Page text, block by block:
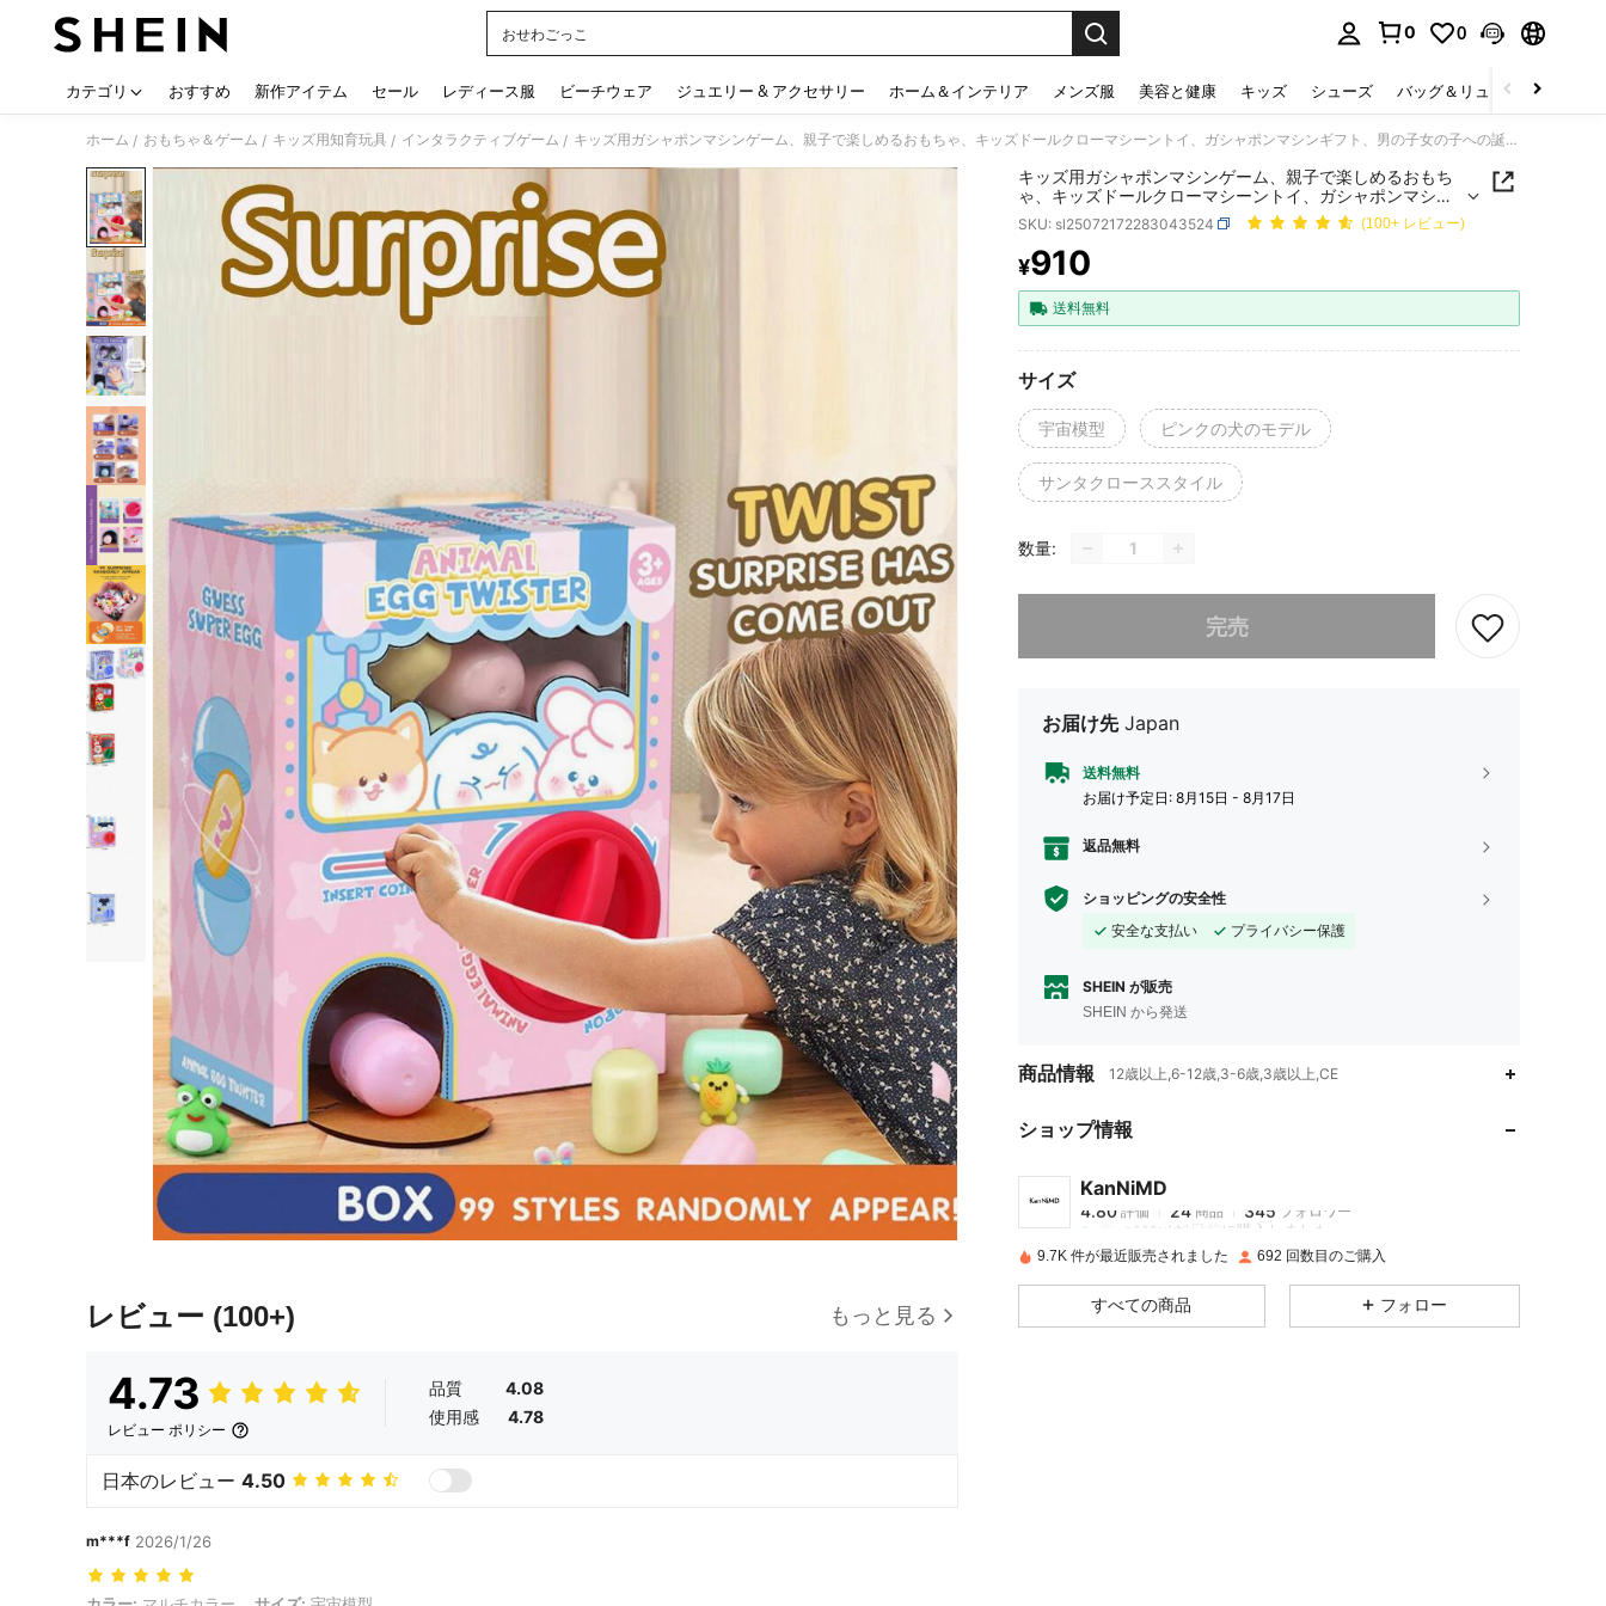
おせわごっこ
0 0
カテゴリ おすすめ 新作アイテム セール レディース服 ビーチウェア ジュエリー & アクセサリー ホーム＆インテリア メンズ服 美容と健康 キッズ シューズ バッグ＆リュック
ホーム / おもちゃ＆ゲーム / キッズ用知育玩具 / インタラクティブゲーム / キッズ用ガシャポンマシンゲーム、親子で楽しめるおもちゃ、キッズドールクローマシーントイ、ガシャポンマシンギフト、男の子女の子への誕生日プレゼント(ランダムカラーのアクセサリー、手動測定では若干の誤差があります)
レビュー (100+) もっと見る
4.73
レビュー ポリシー
品質
4.08
使用感
4.78
日本のレビュー 4.50
m***f 2026/1/26
キッズ用ガシャポンマシンゲーム、親子で楽しめるおもち
ゃ、キッズドールクローマシーントイ、ガシャポンマシン
ギフト、男の子女の子への誕生日プレゼント(ランダムカラ
ーのアクセサリー、手動測定では若干の誤差があります)
SKU: sl25072172283043524 (100+ レビュー)
PRICE AND AVAILABILITY
¥910
送料無料
サイズ
宇宙模型 ピンクの犬のモデル
サンタクローススタイル
数量:
完売
お届け先 Japan
送料無料
お届け予定日: 8月15日 - 8月17日
返品無料
ショッピングの安全性
安全な支払い
プライバシー保護
SHEIN が販売
SHEIN から発送
商品情報 12歳以上,6-12歳,3-6歳,3歳以上,CE
ショップ情報
KanNiMD
4.80
4.80
e***u は1日前に購入しました
9.7K 件が最近販売されました 692 回数目のご購入
すべての商品 フォロー